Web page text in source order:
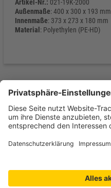
Artikel-Nr.: 021-19K-2000
Außenmaße: 400 x 300 x 193 mm
Innenmaße: 373 x 273 x 180 mm
Material : Polyethylen (PE-HD)